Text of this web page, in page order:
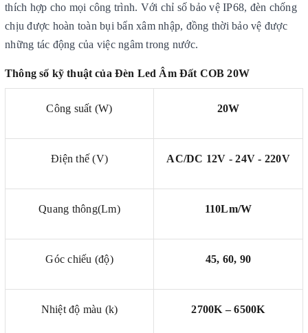
thích hợp cho mọi công trình. Với chỉ số bảo vệ IP68, đèn chống
chịu được hoàn toàn bụi bẩn xâm nhập, đồng thời bảo vệ được
những tác động của việc ngâm trong nước.
Thông số kỹ thuật của Đèn Led Âm Đất COB 20W
Công suất (W) 20W
Điện thế (V) AC/DC 12V - 24V - 220V
Quang thông(Lm) 110Lm/W
Góc chiếu (độ) 45, 60, 90
Nhiệt độ màu (k) 2700K – 6500K